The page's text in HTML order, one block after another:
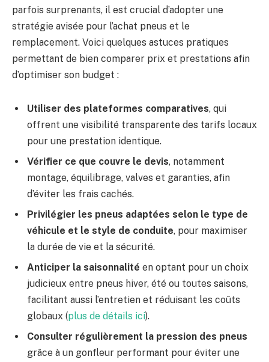
parfois surprenants, il est crucial d’adopter une
stratégie avisée pour l’achat pneus et le
remplacement. Voici quelques astuces pratiques
permettant de bien comparer prix et prestations afin
d’optimiser son budget :
Utiliser des plateformes comparatives, qui
offrent une visibilité transparente des tarifs locaux
pour une prestation identique.
Vérifier ce que couvre le devis, notamment
montage, équilibrage, valves et garanties, afin
d’éviter les frais cachés.
Privilégier les pneus adaptées selon le type de
véhicule et le style de conduite, pour maximiser
la durée de vie et la sécurité.
Anticiper la saisonnalité en optant pour un choix
judicieux entre pneus hiver, été ou toutes saisons,
facilitant aussi l’entretien et réduisant les coûts
globaux (plus de détails ici).
Consulter régulièrement la pression des pneus
grâce à un gonfleur performant pour éviter une